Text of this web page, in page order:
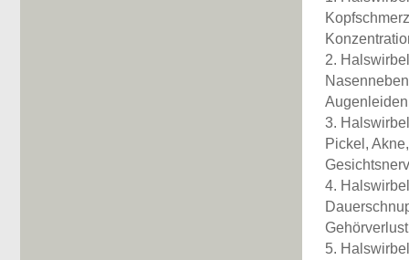
2.
Augenleiden
3.
Pickel,
4.
Gehörverlust
5.